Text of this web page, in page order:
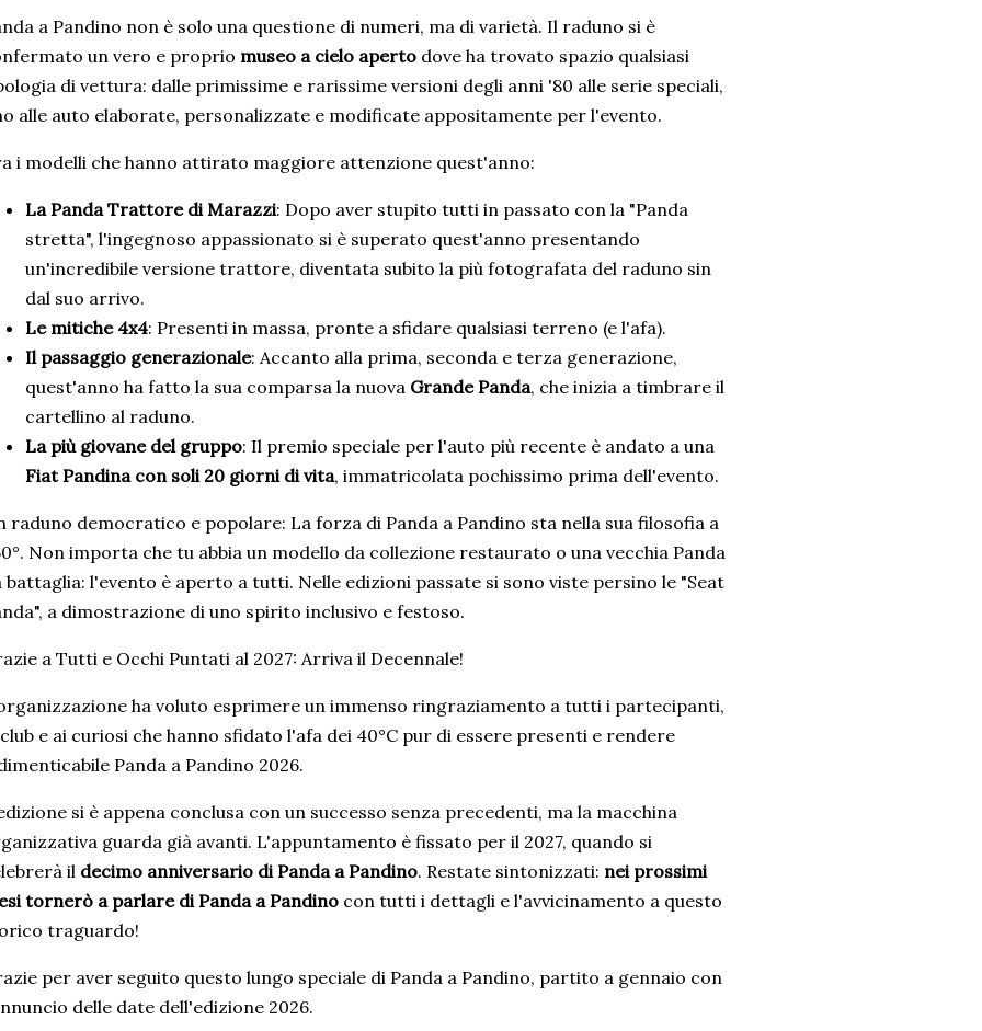
a Pandino non è solo una questione di numeri, ma di varietà. Il raduno si è
un vero e proprio museo a cielo aperto dove ha trovato spazio qualsiasi
di vettura: dalle primissime e rarissime versioni degli anni '80 alle serie speciali,
alle auto elaborate, personalizzate e modificate appositamente per l'evento.
i modelli che hanno attirato maggiore attenzione quest'anno:
La Panda Trattore di Marazzi: Dopo aver stupito tutti in passato con la "Panda
stretta", l'ingegnoso appassionato si è superato quest'anno presentando
un'incredibile versione trattore, diventata subito la più fotografata del raduno sin
dal suo arrivo.
Le mitiche 4x4: Presenti in massa, pronte a sfidare qualsiasi terreno (e l'afa).
Il passaggio generazionale: Accanto alla prima, seconda e terza generazione,
quest'anno ha fatto la sua comparsa la nuova Grande Panda, che inizia a timbrare il
cartellino al raduno.
La più giovane del gruppo: Il premio speciale per l'auto più recente è andato a una
Fiat Pandina con soli 20 giorni di vita, immatricolata pochissimo prima dell'evento.
raduno democratico e popolare: La forza di Panda a Pandino sta nella sua filosofia a
Non importa che tu abbia un modello da collezione restaurato o una vecchia Panda
battaglia: l'evento è aperto a tutti. Nelle edizioni passate si sono viste persino le "Seat
a dimostrazione di uno spirito inclusivo e festoso.
a Tutti e Occhi Puntati al 2027: Arriva il Decennale!
ha voluto esprimere un immenso ringraziamento a tutti i partecipanti,
e ai curiosi che hanno sfidato l'afa dei 40°C pur di essere presenti e rendere
Panda a Pandino 2026.
si è appena conclusa con un successo senza precedenti, ma la macchina
guarda già avanti. L'appuntamento è fissato per il 2027, quando si
il decimo anniversario di Panda a Pandino. Restate sintonizzati: nei prossimi
tornerò a parlare di Panda a Pandino con tutti i dettagli e l'avvicinamento a questo
traguardo!
per aver seguito questo lungo speciale di Panda a Pandino, partito a gennaio con
delle date dell'edizione 2026.